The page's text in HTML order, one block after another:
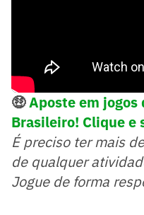
🤑Aposte em jogos
Brasileiro! Clique e
É preciso ter mais
de qualquer
Jogue de forma